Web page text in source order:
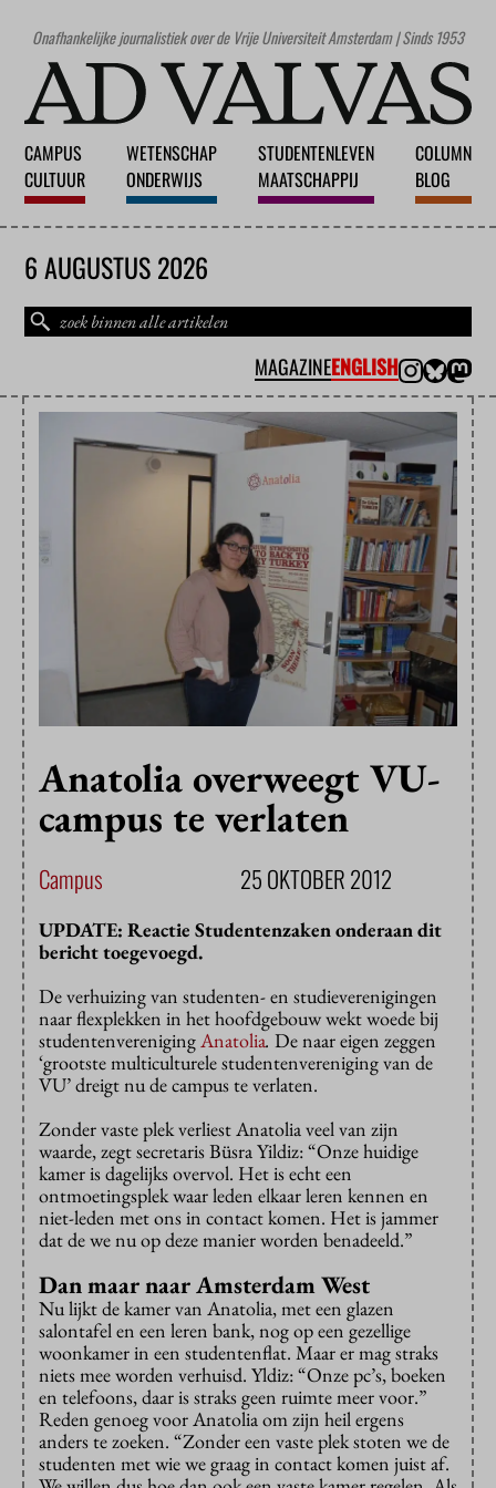
Onafhankelijke journalistiek over de Vrije Universiteit Amsterdam | Sinds 1953
CAMPUS
CULTUUR
WETENSCHAP
ONDERWIJS
STUDENTENLEVEN
MAATSCHAPPIJ
COLUMN
BLOG
6 AUGUSTUS 2026
MAGAZINEENGLISH
Anatolia overweegt VU-
campus te verlaten
Campus 25 OKTOBER 2012
UPDATE: Reactie Studentenzaken onderaan dit
bericht toegevoegd.
De verhuizing van studenten- en studieverenigingen
naar flexplekken in het hoofdgebouw wekt woede bij
studentenverenigingAnatolia. De naar eigen zeggen
‘grootste multiculturele studentenvereniging van de
VU’ dreigt nu de campus te verlaten.
Zonder vaste plek verliest Anatolia veel van zijn
waarde, zegt secretaris Büsra Yildiz: “Onze huidige
kamer is dagelijks overvol. Het is echt een
ontmoetingsplek waar leden elkaar leren kennen en
niet-leden met ons in contact komen. Het is jammer
dat de we nu op deze manier worden benadeeld.”
Dan maar naar Amsterdam West
Nu lijkt de kamer van Anatolia, met een glazen
salontafel en een leren bank, nog op een gezellige
woonkamer in een studentenflat. Maar er mag straks
niets mee worden verhuisd. Yldiz: “Onze pc’s, boeken
en telefoons, daar is straks geen ruimte meer voor.”
Reden genoeg voor Anatolia om zijn heil ergens
anders te zoeken. “Zonder een vaste plek stoten we de
studenten met wie we graag in contact komen juist af.